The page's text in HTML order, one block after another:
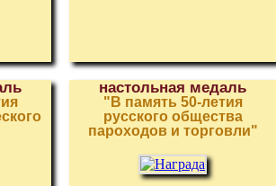
настольная медаль
"В память 50-летия
русского общества
пароходов и торговли"